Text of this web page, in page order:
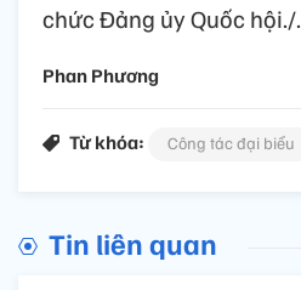
chức Đảng ủy Quốc hội./.
Phan Phương
Từ khóa: Công tác đại biểu
Tin liên quan